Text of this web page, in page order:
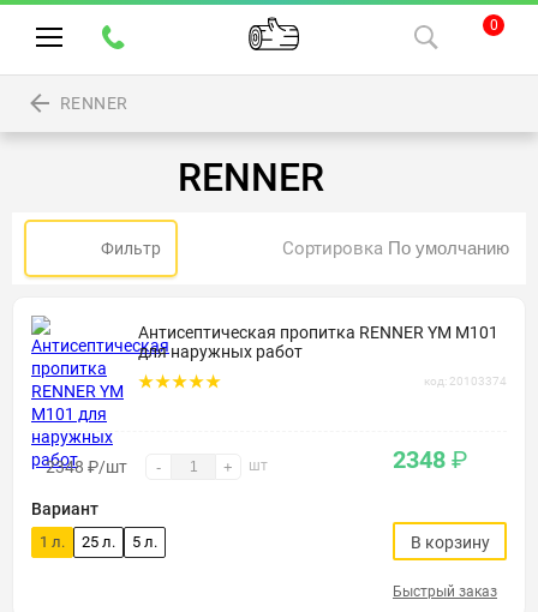
0
RENNER
RENNER
Фильтр Сортировка
Антисептическая пропитка RENNER YM M101
для наружных работ
код: 20103374
2348 ₽/шт - + шт
Вариант
1 л. 25 л. 5 л.
2348 ₽
В корзину
Быстрый заказ